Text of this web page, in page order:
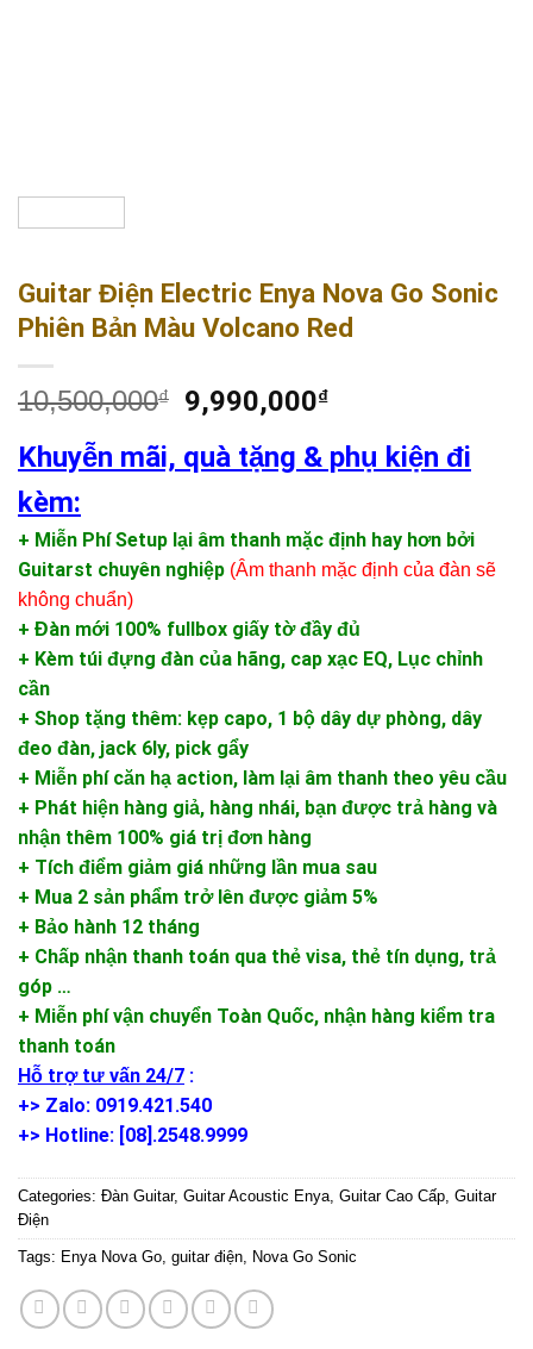
Guitar Điện Electric Enya Nova Go Sonic
Phiên Bản Màu Volcano Red
10,500,000₫ 9,990,000₫
Khuyễn mãi, quà tặng & phụ kiện đi
kèm:
+ Miễn Phí Setup lại âm thanh mặc định hay hơn bởi
Guitarst chuyên nghiệp (Âm thanh mặc định của đàn sẽ
không chuẩn)
+ Đàn mới 100% fullbox giấy tờ đầy đủ
+ Kèm túi đựng đàn của hãng, cap xạc EQ, Lục chỉnh
cần
+ Shop tặng thêm: kẹp capo, 1 bộ dây dự phòng, dây
đeo đàn, jack 6ly, pick gẩy
+ Miễn phí căn hạ action, làm lại âm thanh theo yêu cầu
+ Phát hiện hàng giả, hàng nhái, bạn được trả hàng và
nhận thêm 100% giá trị đơn hàng
+ Tích điểm giảm giá những lần mua sau
+ Mua 2 sản phẩm trở lên được giảm 5%
+ Bảo hành 12 tháng
+ Chấp nhận thanh toán qua thẻ visa, thẻ tín dụng, trả
góp …
+ Miễn phí vận chuyển Toàn Quốc, nhận hàng kiểm tra
thanh toán
Hỗ trợ tư vấn 24/7 :
+> Zalo: 0919.421.540
+> Hotline: [08].2548.9999
Categories: Đàn Guitar, Guitar Acoustic Enya Guitar Cao Cấp Guitar
Điện
Tags: Enya Nova Go guitar điện Nova Go Sonic